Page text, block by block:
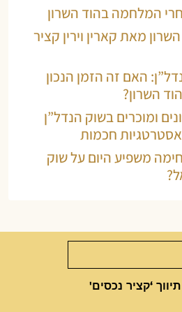
המלחמה בהוד השרון
מאת קארין וירין קציר
2025 בנדל”ן: האם זה הזמן הנכון
השרון?
ומוכרים בשוק הנדל”ן
חכמות
משפיע היום על שוק
‘קציר נכסים'